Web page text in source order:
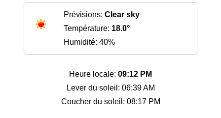
Prévisions: Clear sky
Température: 18.0°
Humidité: 40%
Heure locale: 09:12 PM
Lever du soleil: 06:39 AM
Coucher du soleil: 08:17 PM